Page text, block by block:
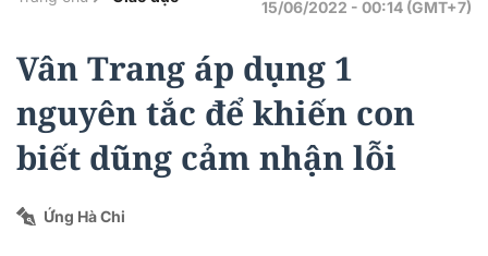
15/06/2022 - 00:14 (GMT+7)
Vân Trang áp dụng 1
nguyên tắc để khiến con
biết dũng cảm nhận lỗi
Ứng Hà Chi